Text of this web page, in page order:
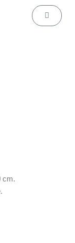
Carrito
cm.